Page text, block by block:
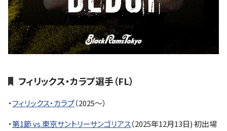
フィリックス・カラプ選手（FL）
・フィリックス・カラプ（2025～）
・第1節 vs.東京サントリーサンゴリアス（2025年12月13日) 初出場